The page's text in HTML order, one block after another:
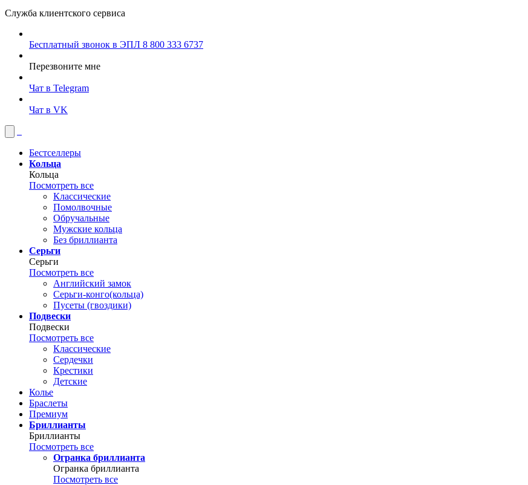
Служба клиентского сервиса
Бесплатный звонок в ЭПЛ 8 800 333 6737
Перезвоните мне
Чат в Telegram
Чат в VK
Бестселлеры
Кольца
Кольца
Посмотреть все
Классические
Помолвочные
Обручальные
Мужские кольца
Без бриллианта
Серьги
Серьги
Посмотреть все
Английский замок
Серьги-конго(кольца)
Пусеты (гвоздики)
Подвески
Подвески
Посмотреть все
Классические
Сердечки
Крестики
Детские
Колье
Браслеты
Премиум
Бриллианты
Бриллианты
Посмотреть все
Огранка бриллианта
Огранка бриллианта
Посмотреть все